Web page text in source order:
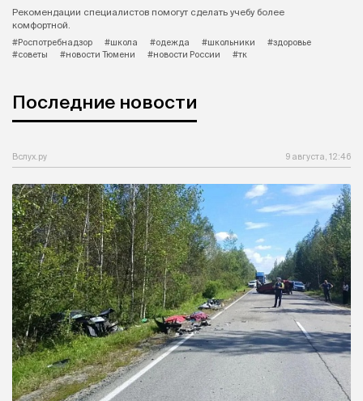
Рекомендации специалистов помогут сделать учебу более
комфортной.
#Роспотребнадзор
#школа #одежда #школьники
#здоровье
#советы
#новости Тюмени #новости России #тк
Последние новости
Вслух.ру 9 августа, 12:46